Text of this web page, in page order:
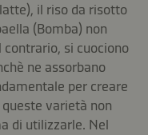
il riso da risotto
(Bomba) non
si cuociono
ne assorbano
per creare
varietà non
di utilizzarle. Nel